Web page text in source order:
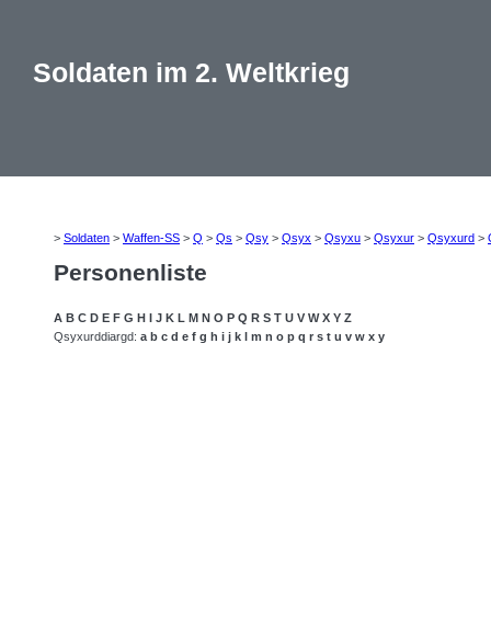
Soldaten im 2. Weltkrieg
> Soldaten > Waffen-SS > Q > Qs > Qsy > Qsyx > Qsyxu > Qsyxur > Qsyxurd >
Personenliste
A B C D E F G H I J K L M N O P Q R S T U V W X Y Z
Qsyxurddiargd: a b c d e f g h i j k l m n o p q r s t u v w x y